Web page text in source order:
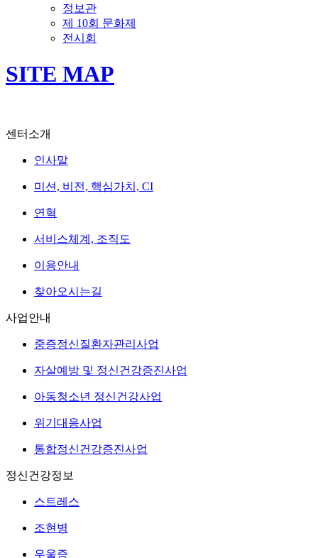
정보관
제 10회 문화제
전시회
SITE MAP
센터소개
인사말
미션, 비전, 핵심가치, CI
연혁
서비스체계, 조직도
이용안내
찾아오시는길
사업안내
중증정신질환자관리사업
자살예방 및 정신건강증진사업
아동청소년 정신건강사업
위기대응사업
통합정신건강증진사업
정신건강정보
스트레스
조현병
우울증